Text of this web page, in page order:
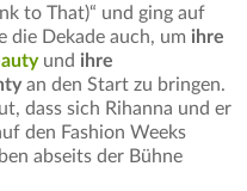
to That)“ und ging auf
die Dekade auch, um ihre
und ihre
an den Start zu bringen.
dass sich Rihanna und er
den Fashion Weeks
abseits der Bühne